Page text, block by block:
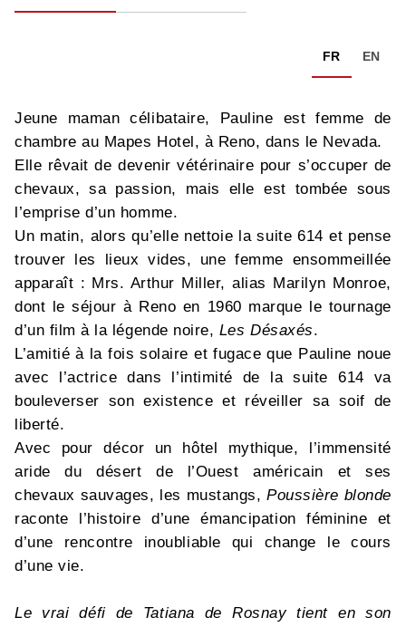
FR EN
Jeune maman célibataire, Pauline est femme de
chambre au Mapes Hotel, à Reno, dans le Nevada.
Elle rêvait de devenir vétérinaire pour s’occuper de
chevaux, sa passion, mais elle est tombée sous
l’emprise d’un homme.
Un matin, alors qu’elle nettoie la suite 614 et pense
trouver les lieux vides, une femme ensommeillée
apparaît : Mrs. Arthur Miller, alias Marilyn Monroe,
dont le séjour à Reno en 1960 marque le tournage
d’un film à la légende noire, Les Désaxés.
L’amitié à la fois solaire et fugace que Pauline noue
avec l’actrice dans l’intimité de la suite 614 va
bouleverser son existence et réveiller sa soif de
liberté.
Avec pour décor un hôtel mythique, l’immensité
aride du désert de l’Ouest américain et ses
chevaux sauvages, les mustangs,Poussière blonde
raconte l’histoire d’une émancipation féminine et
d’une rencontre inoubliable qui change le cours
d’une vie.
Le vrai défi de Tatiana de Rosnay tient en son